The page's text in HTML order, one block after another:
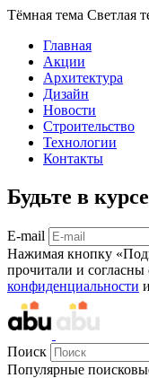
Тёмная тема Светлая
Главная
Акции
Архитектура
Дизайн
Новости
Строительство
Технологии
Контакты
Будьте в
E-mail
Нажимая кнопку
прочитали и
конфиденциальности и
Поиск
Популярные